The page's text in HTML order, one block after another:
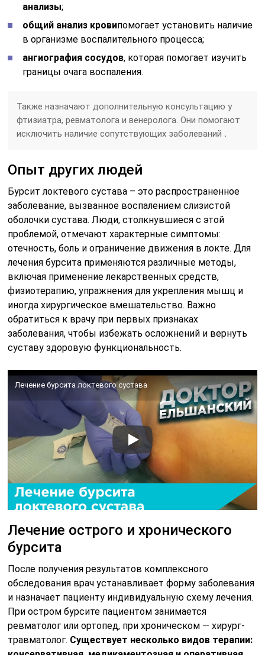
анализы;
общий анализ кровипомогает установить наличие
в организме воспалительного процесса;
ангиография сосудов, которая помогает изучить
границы очага воспаления.
Также назначают дополнительную консультацию у
фтизиатра, ревматолога и венеролога. Они помогают
исключить наличие сопутствующих заболеваний .
Опыт других людей
Бурсит локтевого сустава – это распространенное
заболевание, вызванное воспалением слизистой
оболочки сустава. Люди, столкнувшиеся с этой
проблемой, отмечают характерные симптомы:
отечность, боль и ограничение движения в локте. Для
лечения бурсита применяются различные методы,
включая применение лекарственных средств,
физиотерапию, упражнения для укрепления мышц и
иногда хирургическое вмешательство. Важно
обратиться к врачу при первых признаках
заболевания, чтобы избежать осложнений и вернуть
суставу здоровую функциональность.
Лечение бурсита локтевого сустава
Лечение острого и хронического
бурсита
После получения результатов комплексного
обследования врач устанавливает форму заболевания
и назначает пациенту индивидуальную схему лечения.
При остром бурсите пациентом занимается
ревматолог или ортопед, при хроническом — хирург-
травматолог. Существует несколько видов терапии: